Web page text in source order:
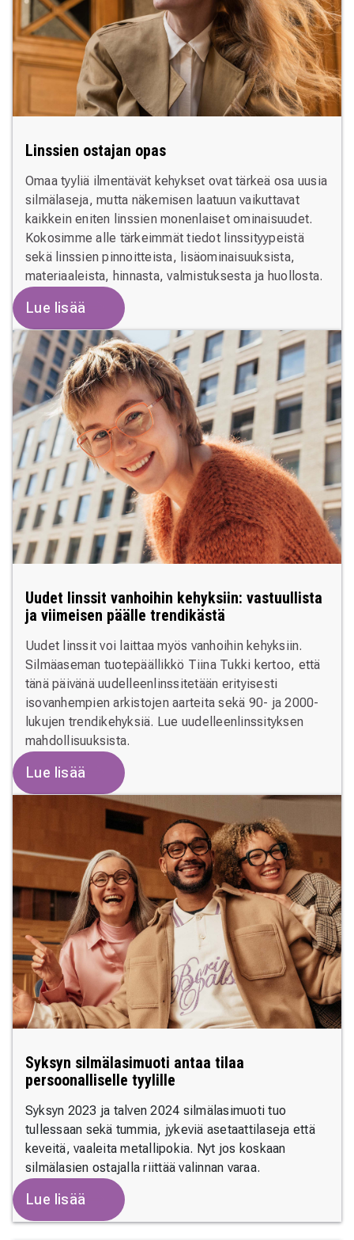
Linssien ostajan opas
Omaa tyyliä ilmentävät kehykset ovat tärkeä osa uusia
silmälaseja, mutta näkemisen laatuun vaikuttavat
kaikkein eniten linssien monenlaiset ominaisuudet.
Kokosimme alle tärkeimmät tiedot linssityypeistä
sekä linssien pinnoitteista, lisäominaisuuksista,
materiaaleista, hinnasta, valmistuksesta ja huollosta.
Lue lisää
Uudet linssit vanhoihin kehyksiin: vastuullista
ja viimeisen päälle trendikästä
Uudet linssit voi laittaa myös vanhoihin kehyksiin.
Silmäaseman tuotepäällikkö Tiina Tukki kertoo, että
tänä päivänä uudelleenlinssitetään erityisesti
isovanhempien arkistojen aarteita sekä 90- ja 2000-
lukujen trendikehyksiä. Lue uudelleenlinssityksen
mahdollisuuksista.
Lue lisää
Syksyn silmälasimuoti antaa tilaa
persoonalliselle tyylille
Syksyn 2023 ja talven 2024 silmälasimuoti tuo
tullessaan sekä tummia, jykeviä asetaattilaseja että
keveitä, vaaleita metallipokia. Nyt jos koskaan
silmälasien ostajalla riittää valinnan varaa.
Lue lisää